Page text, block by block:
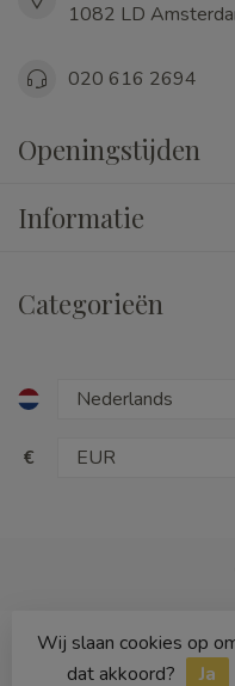
1082 LD
020 616 2694
Openingstijden
Informatie
Categorieën
€
© Copyright
Wij slaan cookies op
dat akkoord?
Ja